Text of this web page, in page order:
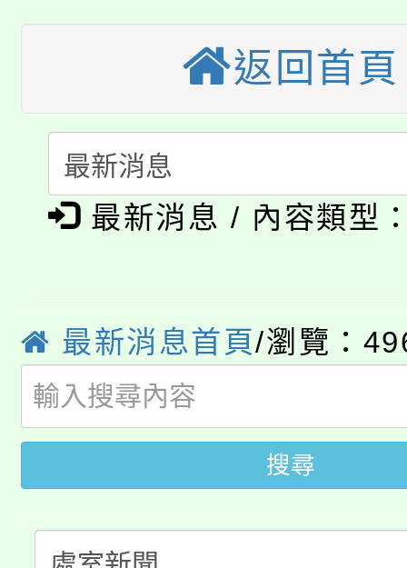
視費優惠，中低收入戶
半價優惠，詳情可洽有
者。
大園自造教育及科技中
份教師增能研習
大溪自造教育及科技
份教師研習
淨零綠生活教案入校路
會
115年食農教育專業人
程
「本色祭」8/29、30在
8/21下午1時於龍潭區
局官網。
8月14至27日，桃園電
開!
115年桃園市運動會8/
田徑場及游泳池舉行。
桃園市低收入戶享有免
視費優惠，中低收入戶
半價優惠，詳情可洽有
大園自造教育及科技
淨零綠生活教案入校路
返回首頁
最新消息 / 內容類型
最新消息首頁/瀏覽：
搜尋